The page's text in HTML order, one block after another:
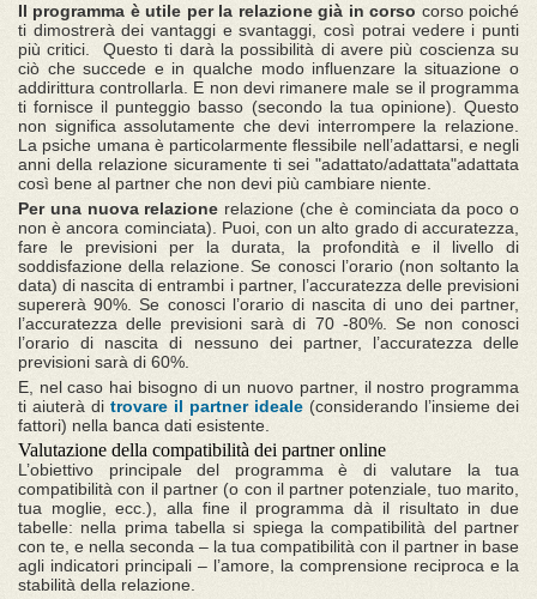
Il programma è utile per la relazione già in corso corso poiché
ti dimostrerà dei vantaggi e svantaggi, così potrai vedere i punti
più critici. Questo ti darà la possibilità di avere più coscienza su
ciò che succede e in qualche modo influenzare la situazione o
addirittura controllarla. E non devi rimanere male se il programma
ti fornisce il punteggio basso (secondo la tua opinione). Questo
non significa assolutamente che devi interrompere la relazione.
La psiche umana è particolarmente flessibile nell’adattarsi, e negli
anni della relazione sicuramente ti sei "adattato/adattata"adattata
così bene al partner che non devi più cambiare niente.
Per una nuova relazione relazione (che è cominciata da poco o
non è ancora cominciata). Puoi, con un alto grado di accuratezza,
fare le previsioni per la durata, la profondità e il livello di
soddisfazione della relazione. Se conosci l’orario (non soltanto la
data) di nascita di entrambi i partner, l’accuratezza delle previsioni
supererà 90%. Se conosci l’orario di nascita di uno dei partner,
l’accuratezza delle previsioni sarà di 70 -80%. Se non conosci
l’orario di nascita di nessuno dei partner, l’accuratezza delle
previsioni sarà di 60%.
E, nel caso hai bisogno di un nuovo partner, il nostro programma
ti aiuterà di trovare il partner ideale (considerando l’insieme dei
fattori) nella banca dati esistente.
Valutazione della compatibilità dei partner online
L’obiettivo principale del programma è di valutare la tua
compatibilità con il partner (o con il partner potenziale, tuo marito,
tua moglie, ecc.), alla fine il programma dà il risultato in due
tabelle: nella prima tabella si spiega la compatibilità del partner
con te, e nella seconda – la tua compatibilità con il partner in base
agli indicatori principali – l’amore, la comprensione reciproca e la
stabilità della relazione.